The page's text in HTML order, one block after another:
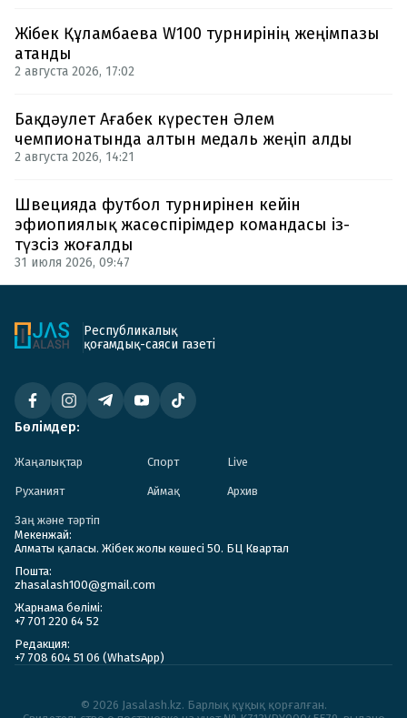
Жібек Құламбаева W100 турнирінің жеңімпазы
атанды
2 августа 2026, 17:02
Бақдәулет Ағабек күрестен Әлем
чемпионатында алтын медаль жеңіп алды
2 августа 2026, 14:21
Швецияда футбол турнирінен кейін
эфиопиялық жасөспірімдер командасы із-
түзсіз жоғалды
31 июля 2026, 09:47
Республикалық
қоғамдық-саяси газеті
Бөлімдер:
Жаңалықтар Спорт Live
Руханият Аймақ Архив
Заң және тәртіп
Мекенжай:
Алматы қаласы. Жібек жолы көшесі 50. БЦ Квартал
Пошта:
zhasalash100@gmail.com
Жарнама бөлімі:
+7 701 220 64 52
Редакция:
+7 708 604 51 06 (WhatsApp)
© 2026 Jasalash.kz. Барлық құқық қорғалған.